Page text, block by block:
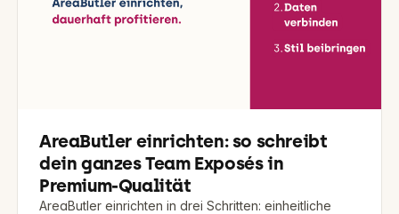
AreaButler einrichten: so schreibt
dein ganzes Team Exposés in
Premium-Qualität
AreaButler einrichten in drei Schritten: einheitliche